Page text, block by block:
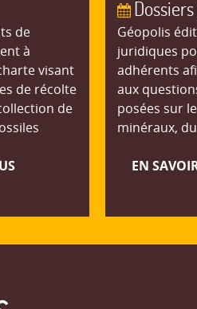
de
à
visant
de récolte
de
Géopolis
juridiques
adhérents
aux
posées sur
minéraux,
EN